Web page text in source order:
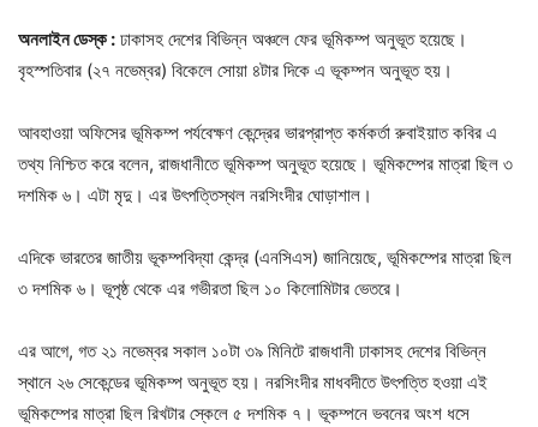
অনলাইন ডেস্ক : ঢাকাসহ দেশের বিভিন্ন অঞ্চলে ফের ভূমিকম্প অনুভূত হয়েছে।
বৃহস্পতিবার (২৭ নভেম্বর) বিকেলে সোয়া ৪টার দিকে এ ভূকম্পন অনুভূত হয়।
আবহাওয়া অফিসের ভূমিকম্প পর্যবেক্ষণ কেন্দ্রের ভারপ্রাপ্ত কর্মকর্তা রুবাইয়াত কবির এ
তথ্য নিশ্চিত করে বলেন, রাজধানীতে ভূমিকম্প অনুভূত হয়েছে। ভূমিকম্পের মাত্রা ছিল ৩
দশমিক ৬। এটা মৃদু। এর উৎপত্তিস্থল নরসিংদীর ঘোড়াশাল।
এদিকে ভারতের জাতীয় ভূকম্পবিদ্যা কেন্দ্র (এনসিএস) জানিয়েছে, ভূমিকম্পের মাত্রা ছিল
৩ দশমিক ৬। ভূপৃষ্ঠ থেকে এর গভীরতা ছিল ১০ কিলোমিটার ভেতরে।
এর আগে, গত ২১ নভেম্বর সকাল ১০টা ৩৯ মিনিটে রাজধানী ঢাকাসহ দেশের বিভিন্ন
স্থানে ২৬ সেকেন্ডের ভূমিকম্প অনুভূত হয়। নরসিংদীর মাধবদীতে উৎপত্তি হওয়া এই
ভূমিকম্পের মাত্রা ছিল রিখটার স্কেলে ৫ দশমিক ৭। ভূকম্পনে ভবনের অংশ ধসে